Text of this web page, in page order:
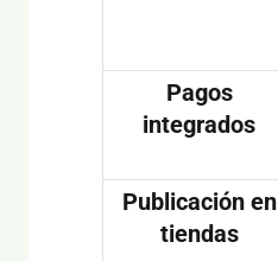
Pagos
integrados
Publicación en
tiendas